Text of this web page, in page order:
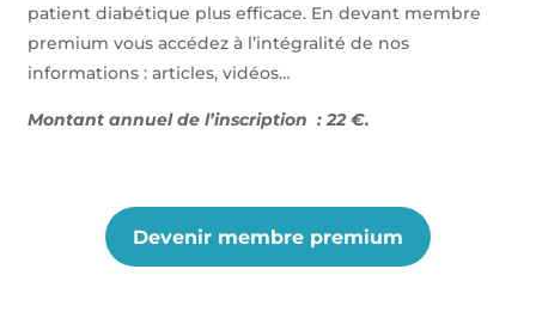
patient diabétique plus efficace. En devant membre
premium vous accédez à l’intégralité de nos
informations : articles, vidéos…
Montant annuel de l’inscription : 22 €.
Devenir membre premium